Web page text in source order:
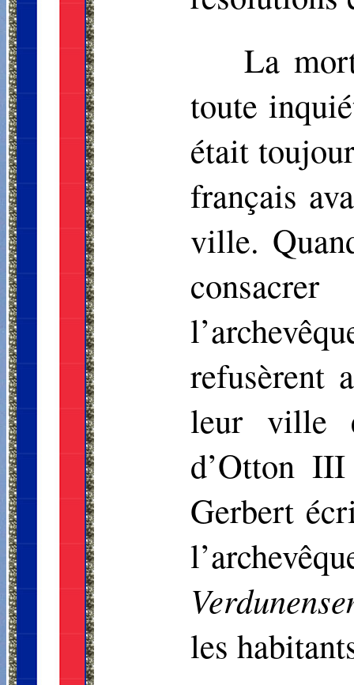
La
toute
était
français
ville.
refusèrent
leur ville
d’Otton
Gerbert
les